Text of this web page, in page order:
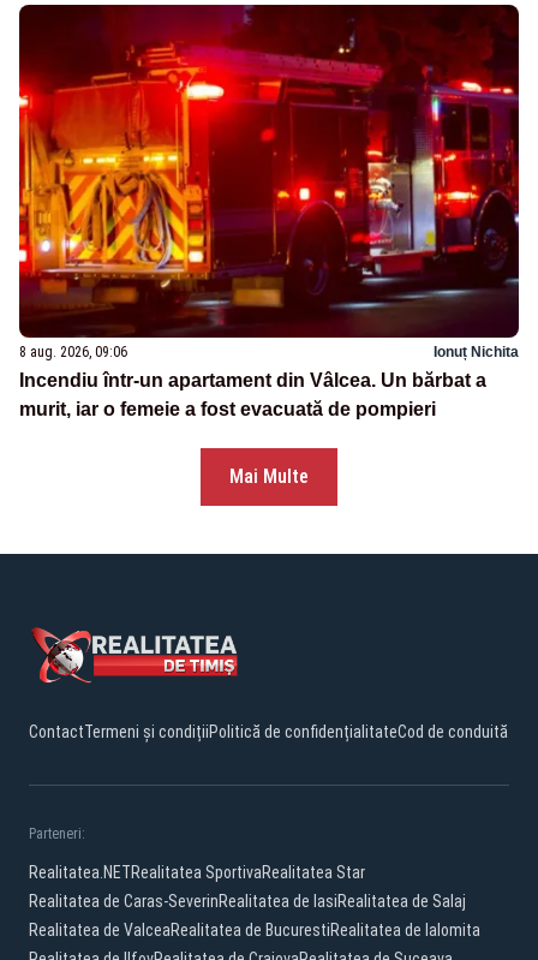
8 aug. 2026, 09:06 Ionuț Nichita
Incendiu într-un apartament din Vâlcea. Un bărbat a
murit, iar o femeie a fost evacuată de pompieri
Mai Multe
ContactTermeni și condițiiPolitică de confidențialitateCod de conduită
Parteneri:
Realitatea.NETRealitatea SportivaRealitatea Star
Realitatea de Caras-SeverinRealitatea de IasiRealitatea de Salaj
Realitatea de ValceaRealitatea de BucurestiRealitatea de Ialomita